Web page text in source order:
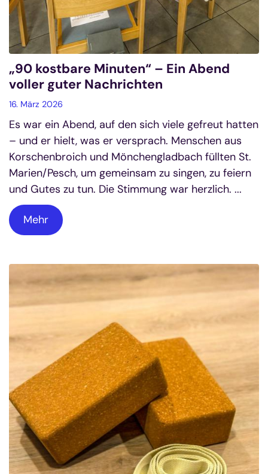
„90 kostbare Minuten“ – Ein Abend
voller guter Nachrichten
16. März 2026
Es war ein Abend, auf den sich viele gefreut hatten
– und er hielt, was er versprach. Menschen aus
Korschenbroich und Mönchengladbach füllten St.
Marien/Pesch, um gemeinsam zu singen, zu feiern
und Gutes zu tun. Die Stimmung war herzlich. ...
Mehr